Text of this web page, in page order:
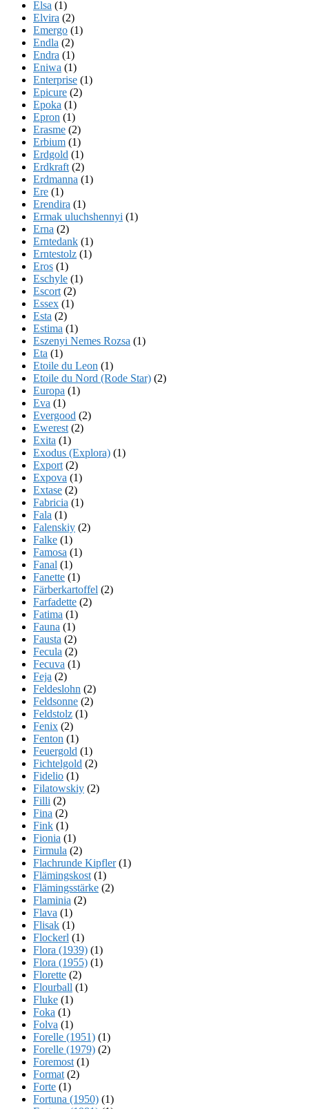
Elsa (1)
Elvira (2)
Emergo (1)
Endla (2)
Endra (1)
Eniwa (1)
Enterprise (1)
Epicure (2)
Epoka (1)
Epron (1)
Erasme (2)
Erbium (1)
Erdgold (1)
Erdkraft (2)
Erdmanna (1)
Ere (1)
Erendira (1)
Ermak uluchshennyi (1)
Erna (2)
Erntedank (1)
Erntestolz (1)
Eros (1)
Eschyle (1)
Escort (2)
Essex (1)
Esta (2)
Estima (1)
Eszenyi Nemes Rozsa (1)
Eta (1)
Etoile du Leon (1)
Etoile du Nord (Rode Star) (2)
Europa (1)
Eva (1)
Evergood (2)
Ewerest (2)
Exita (1)
Exodus (Explora) (1)
Export (2)
Expova (1)
Extase (2)
Fabricia (1)
Fala (1)
Falenskiy (2)
Falke (1)
Famosa (1)
Fanal (1)
Fanette (1)
Färberkartoffel (2)
Farfadette (2)
Fatima (1)
Fauna (1)
Fausta (2)
Fecula (2)
Fecuva (1)
Feja (2)
Feldeslohn (2)
Feldsonne (2)
Feldstolz (1)
Fenix (2)
Fenton (1)
Feuergold (1)
Fichtelgold (2)
Fidelio (1)
Filatowskiy (2)
Filli (2)
Fina (2)
Fink (1)
Fionia (1)
Firmula (2)
Flachrunde Kipfler(1)
Flämingskost (1)
Flämingsstärke (2)
Flaminia (2)
Flava (1)
Flisak (1)
Flockerl (1)
Flora (1939) (1)
Flora (1955) (1)
Florette (2)
Flourball (1)
Fluke (1)
Foka (1)
Folva (1)
Forelle (1951) (1)
Forelle (1979) (2)
Foremost (1)
Format (2)
Forte (1)
Fortuna (1950) (1)